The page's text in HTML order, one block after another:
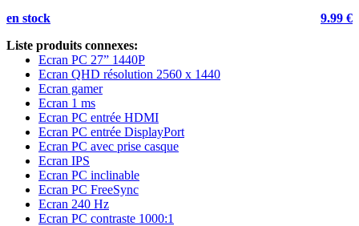
en stock 9.99 €
Liste produits connexes:
Ecran PC 27” 1440P
Ecran QHD résolution 2560 x 1440
Ecran gamer
Ecran 1 ms
Ecran PC entrée HDMI
Ecran PC entrée DisplayPort
Ecran PC avec prise casque
Ecran IPS
Ecran PC inclinable
Ecran PC FreeSync
Ecran 240 Hz
Ecran PC contraste 1000:1